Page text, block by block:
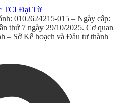
TCI Đại Từ
0102624215-015 – Ngày cấp:
thứ 7 ngày 29/10/2025. Cơ quan
– Sở Kế hoạch và Đầu tư thành